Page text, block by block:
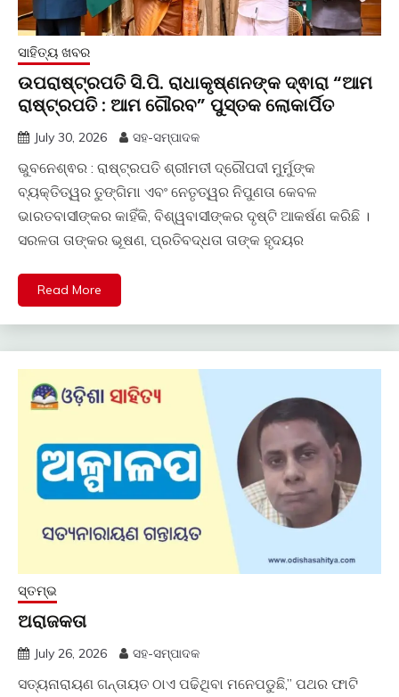
ସାହିତ୍ୟ ଖବର
ଉପରାଷ୍ଟ୍ରପତି ସି.ପି. ରାଧାକୃଷ୍ଣନଙ୍କ ଦ୍ଵାରା “ଆମ
ରାଷ୍ଟ୍ରପତି : ଆମ ଗୌରବ” ପୁସ୍ତକ ଲୋକାର୍ପିତ
July 30, 2026 ସହ-ସମ୍ପାଦକ
ଭୁବନେଶ୍ଵର : ରାଷ୍ଟ୍ରପତି ଶ୍ରୀମତୀ ଦ୍ରୌପଦୀ ମୁର୍ମୁଙ୍କ
ବ୍ୟକ୍ତିତ୍ୱର ତୁଙ୍ଗିମା ଏବଂ ନେତୃତ୍ୱର ନିପୁଣତା କେବଳ
ଭାରତବାସୀଙ୍କର କାହିଁକି, ବିଶ୍ୱବାସୀଙ୍କର ଦୃଷ୍ଟି ଆକର୍ଷଣ କରିଛି ।
ସରଳତା ତାଙ୍କର ଭୂଷଣ, ପ୍ରତିବଦ୍ଧତା ତାଙ୍କ ହୃଦୟର
Read More
ସ୍ତମ୍ଭ
ଅରାଜକତା
July 26, 2026 ସହ-ସମ୍ପାଦକ
ସତ୍ୟନାରାୟଣ ଗନ୍ତାୟତ ଠାଏ ପଢିଥିବା ମନେପଡୁଛି,” ପଥର ଫାଟି